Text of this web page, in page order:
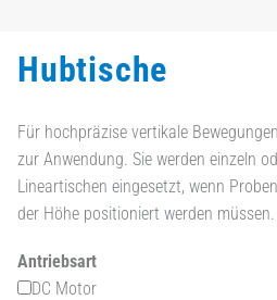
Hubtische
Für hochpräzise vertikale
zur Anwendung. Sie werden einzeln
Lineartischen eingesetzt, wenn
der Höhe positioniert werden müssen.
Antriebsart
DC Motor